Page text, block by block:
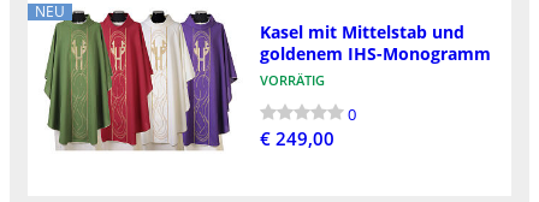
NEU
Kasel mit Mittelstab und
goldenem IHS-Monogramm
VORRÄTIG
0
€ 249,00